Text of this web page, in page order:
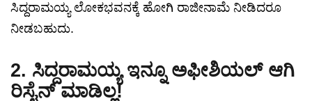
ಸಿದ್ದರಾಮಯ್ಯ ಲೋಕಭವನಕ್ಕೆ ಹೋಗಿ ರಾಜೀನಾಮೆ ನೀಡಿದರೂ
ನೀಡಬಹುದು.
2. ಸಿದ್ದರಾಮಯ್ಯ ಇನ್ನೂ ಅಫೀಶಿಯಲ್ ಆಗಿ
ರಿಸೈನ್ ಮಾಡಿಲ್ಲ!